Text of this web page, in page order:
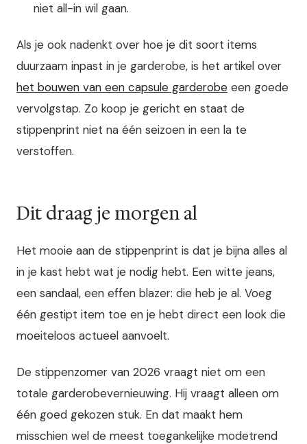
niet all-in wil gaan.
Als je ook nadenkt over hoe je dit soort items
duurzaam inpast in je garderobe, is het artikel over
het bouwen van een capsule garderobe een goede
vervolgstap. Zo koop je gericht en staat de
stippenprint niet na één seizoen in een la te
verstoffen.
Dit draag je morgen al
Het mooie aan de stippenprint is dat je bijna alles al
in je kast hebt wat je nodig hebt. Een witte jeans,
een sandaal, een effen blazer: die heb je al. Voeg
één gestipt item toe en je hebt direct een look die
moeiteloos actueel aanvoelt.
De stippenzomer van 2026 vraagt niet om een
totale garderobevernieuwing. Hij vraagt alleen om
één goed gekozen stuk. En dat maakt hem
misschien wel de meest toegankelijke modetrend